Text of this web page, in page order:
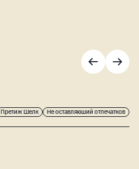
Претиж Шелк Не оставляюший отпечатков